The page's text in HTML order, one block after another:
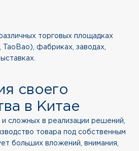
торговых площадках
фабриках, заводах,
своего
в Китае
сложных в реализации решений,
товара под собственным
больших вложений, внимания,